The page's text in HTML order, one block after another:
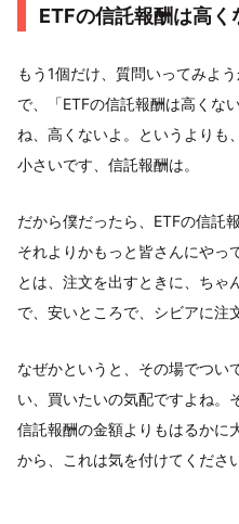
ETFの信託報酬は高く
もう1個だけ、質問いってみよ
で、「ETFの信託報酬は高くな
ね、高くないよ。というよりも
小さいです、信託報酬は。
だから僕だったら、ETFの信託
それよりかもっと皆さんにやっ
とは、注文を出すときに、ちゃ
で、安いところで、シビアに注
なぜかというと、その場でつい
い、買いたいの気配ですよね。
信託報酬の金額よりもはるかに
から、これは気を付けてください